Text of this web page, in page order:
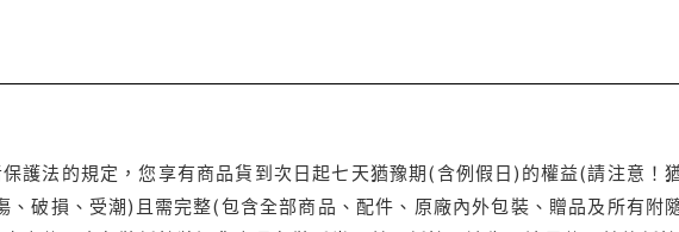
護法的規定，您享有商品貨到次日起七天猶豫期(含例假日)的權益(請注意！
、破損、受潮)且需完整(包含全部商品、配件、原廠內外包裝、贈品及所有附